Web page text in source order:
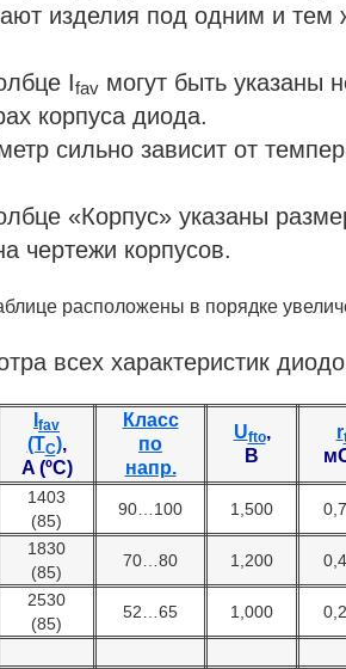
изделия под одним и
Ifav могут быть указаны
корпуса диода.
сильно зависит от
«Корпус» указаны
чертежи корпусов.
расположены в порядке
всех характеристик
fav
(TC),
A (ºC)
Класс
по
напр.
Ufto,
В
r
1403
(85)
90…100 1,500
1830
(85)
70…80 1,200
2530
(85)
52…65 1,000